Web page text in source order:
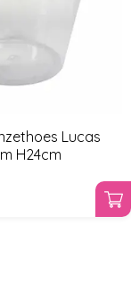
Lucas
H24cm